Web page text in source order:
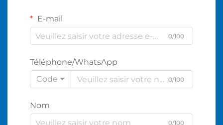
E-mail
0/100
Téléphone/WhatsApp
Code
0/100
Nom
0/100